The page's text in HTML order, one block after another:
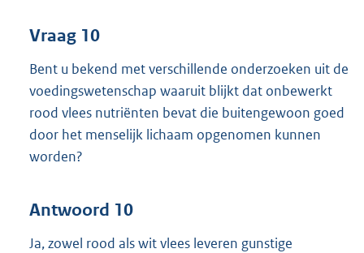
Vraag 10
Bent u bekend met verschillende onderzoeken uit de
voedingswetenschap waaruit blijkt dat onbewerkt
rood vlees nutriënten bevat die buitengewoon goed
door het menselijk lichaam opgenomen kunnen
worden?
Antwoord 10
Ja, zowel rood als wit vlees leveren gunstige